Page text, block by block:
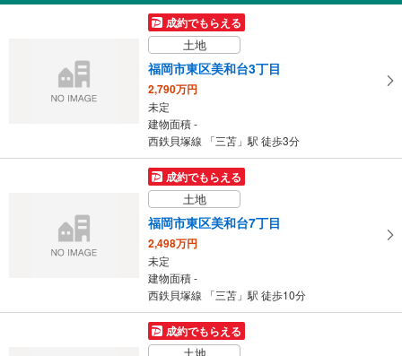
4,148万円
4LDK
建物面積 98.73m
西鉄貝塚線 「三苫」駅 徒歩18分
成約でもらえる
土地
福岡市東区美和台3丁目
2,790万円
未定
建物面積 -
西鉄貝塚線 「三苫」駅 徒歩3分
成約でもらえる
土地
福岡市東区美和台7丁目
2,498万円
未定
建物面積 -
西鉄貝塚線 「三苫」駅 徒歩10分
成約でもらえる